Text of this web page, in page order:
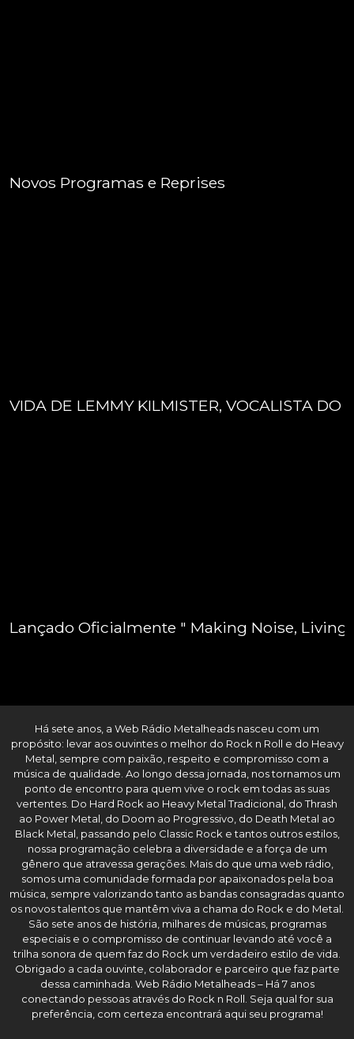
Novos Programas e Reprises
VIDA DE LEMMY KILMISTER, VOCALISTA DO
Lançado Oficialmente " Making Noise, Living
Há sete anos, a Web Rádio Metalheads nasceu com um
propósito: levar aos ouvintes o melhor do Rock n Roll e do Heavy
Metal, sempre com paixão, respeito e compromisso com a
música de qualidade. Ao longo dessa jornada, nos tornamos um
ponto de encontro para quem vive o rock em todas as suas
vertentes. Do Hard Rock ao Heavy Metal Tradicional, do Thrash
ao Power Metal, do Doom ao Progressivo, do Death Metal ao
Black Metal, passando pelo Classic Rock e tantos outros estilos,
nossa programação celebra a diversidade e a força de um
gênero que atravessa gerações. Mais do que uma web rádio,
somos uma comunidade formada por apaixonados pela boa
música, sempre valorizando tanto as bandas consagradas quanto
os novos talentos que mantêm viva a chama do Rock e do Metal.
São sete anos de história, milhares de músicas, programas
especiais e o compromisso de continuar levando até você a
trilha sonora de quem faz do Rock um verdadeiro estilo de vida.
Obrigado a cada ouvinte, colaborador e parceiro que faz parte
dessa caminhada. Web Rádio Metalheads – Há 7 anos
conectando pessoas através do Rock n Roll. Seja qual for sua
preferência, com certeza encontrará aqui seu programa!